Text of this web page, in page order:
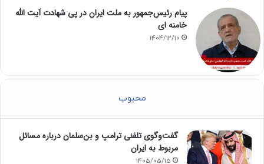
پیام رئیس‌جمهور به ملت ایران در پی شهادت آیت الله
خامنه ای
1404/12/10
محبوب
گفت‌وگوی تلفنی ترامپ و بن‌سلمان درباره مسائل
مربوط به ایران
1405/05/15